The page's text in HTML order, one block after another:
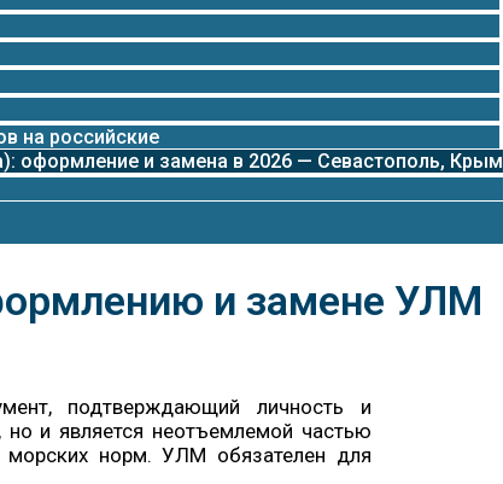
на российские
оформление и замена в 2026 — Севастополь, Крым
и замене УЛМ
подтверждающий личность и
но и является неотъемлемой частью
морских норм. УЛМ обязателен для